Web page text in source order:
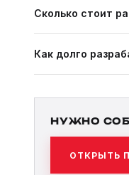
финальная
Сколько стоит
хронометража и
Как долго
НУЖНО
ОТКРЫТЬ